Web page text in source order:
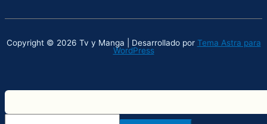
Copyright © 2026 Tv y Manga | Desarrollado por Tema Astra para
WordPress